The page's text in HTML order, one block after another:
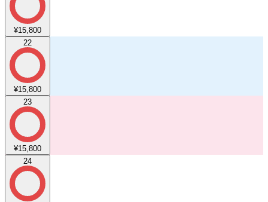
¥15,800
22
¥15,800
23
¥15,800
24